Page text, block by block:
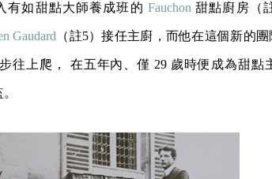
有如甜點大師養成班的 Fauchon 甜點廚房（
Gaudard （註5）接任主廚，而他在這個新的
往上爬， 在五年內、僅 29 歲時便成為甜點